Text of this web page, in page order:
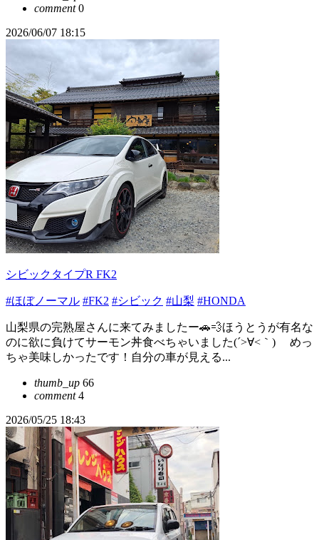
comment0
2026/06/07 18:15
シビックタイプR FK2
#ほぼノーマル #FK2 #シビック #山梨 #HONDA
山梨県の完熟屋さんに来てみましたー🚗💨ほうとうが有名な
のに欲に負けてサーモン丼食べちゃいました(´>∀<｀)ゝ めっ
ちゃ美味しかったです！自分の車が見える...
thumb_up 66
comment4
2026/05/25 18:43